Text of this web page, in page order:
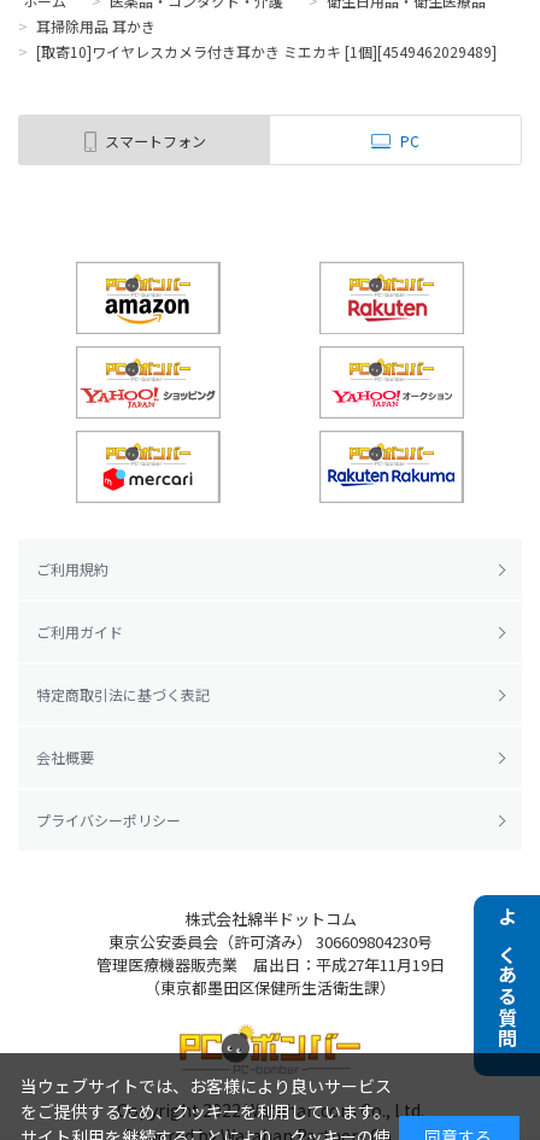
よくある質問
> 耳掃除用品 耳かき
> [取寄10]ワイヤレスカメラ付き耳かき ミエカキ [1個][4549462029489]
スマートフォン PC
ご利用規約
ご利用ガイド
特定商取引法に基づく表記
会社概要
プライバシーポリシー
株式会社綿半ドットコム
東京公安委員会（許可済み） 306609804230号
管理医療機器販売業 届出日：平成27年11月19日
（東京都墨田区保健所生活衛生課）
Copyright 2022Watahan.com Co., Ltd.
当ウェブサイトでは、お客様により良いサービス
をご提供するため、クッキーを利用しています。